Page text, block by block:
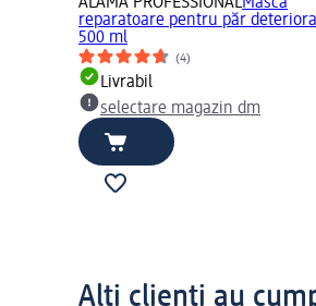
reparatoare pentru păr
500 ml
(4)
Livrabil
selectare magazin dm
Alți clienți au